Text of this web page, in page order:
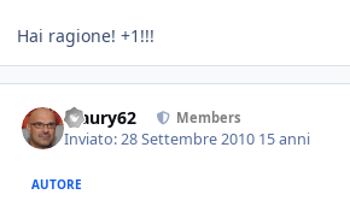
Hai ragione! +1!!!
Maury62 Members
Inviato:28 Settembre 2010 15 anni
AUTORE